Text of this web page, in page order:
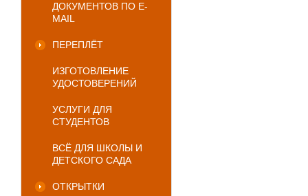
ДОКУМЕНТОВ ПО E-
MAIL
ПЕРЕПЛЁТ
ИЗГОТОВЛЕНИЕ
УДОСТОВЕРЕНИЙ
УСЛУГИ ДЛЯ
СТУДЕНТОВ
ВСЁ ДЛЯ ШКОЛЫ И
ДЕТСКОГО САДА
ОТКРЫТКИ